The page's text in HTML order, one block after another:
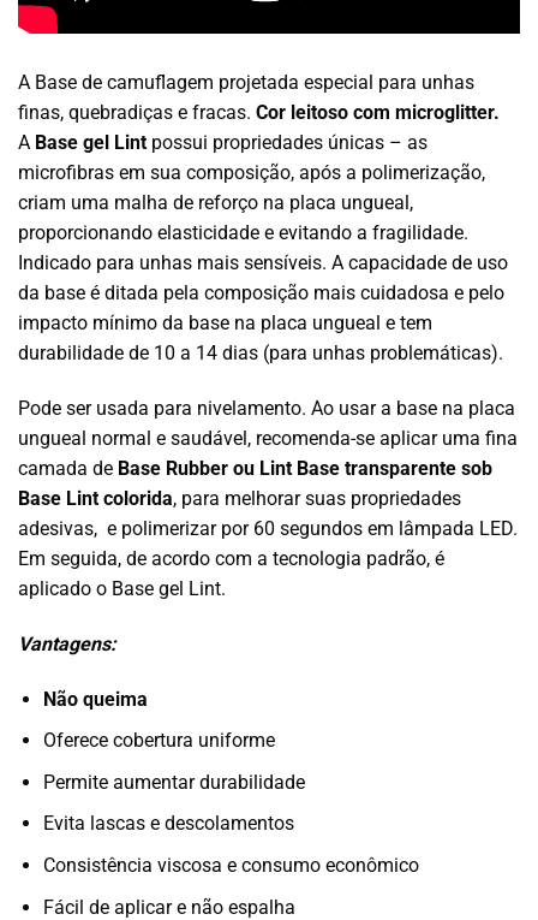
A Base de camuflagem projetada especial para unhas
finas, quebradiças e fracas. Cor leitoso com microglitter.
A Base gel Lint possui propriedades únicas – as
microfibras em sua composição, após a polimerização,
criam uma malha de reforço na placa ungueal,
proporcionando elasticidade e evitando a fragilidade.
Indicado para unhas mais sensíveis. A capacidade de uso
da base é ditada pela composição mais cuidadosa e pelo
impacto mínimo da base na placa ungueal e tem
durabilidade de 10 a 14 dias (para unhas problemáticas).
Pode ser usada para nivelamento. Ao usar a base na placa
ungueal normal e saudável, recomenda-se aplicar uma fina
camada de Base Rubber ou Lint Base transparente sob
Base Lint colorida, para melhorar suas propriedades
adesivas, e polimerizar por 60 segundos em lâmpada LED.
Em seguida, de acordo com a tecnologia padrão, é
aplicado o Base gel Lint.
Vantagens:
Não queima
Oferece cobertura uniforme
Permite aumentar durabilidade
Evita lascas e descolamentos
Consistência viscosa e consumo econômico
Fácil de aplicar e não espalha